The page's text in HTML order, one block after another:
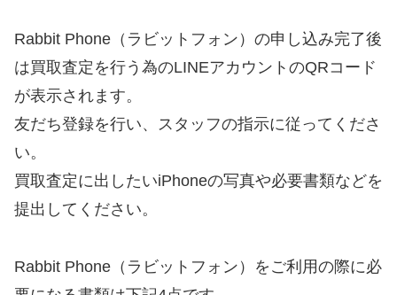
Rabbit Phone（ラビットフォン）の申し込み完了後
は買取査定を行う為のLINEアカウントのQRコード
が表示されます。
友だち登録を行い、スタッフの指示に従ってくださ
い。
買取査定に出したいiPhoneの写真や必要書類などを
提出してください。
Rabbit Phone（ラビットフォン）をご利用の際に必